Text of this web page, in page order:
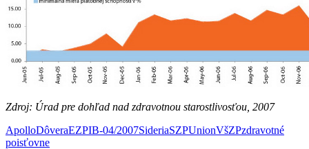
Zdroj: Úrad pre dohľad nad zdravotnou starostlivosťou, 2007
ApolloDôveraEZPIB-04/2007SideriaSZPUnionVšZPzdravotné
poisťovne